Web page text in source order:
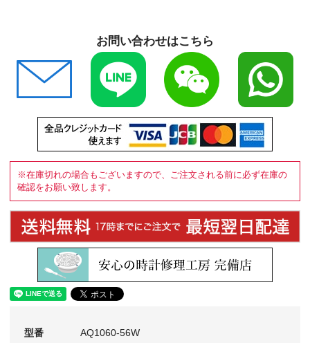
お問い合わせはこちら
※在庫切れの場合もございますので、ご注文される前に必ず在庫の
確認をお願い致します。
型番 AQ1060-56W